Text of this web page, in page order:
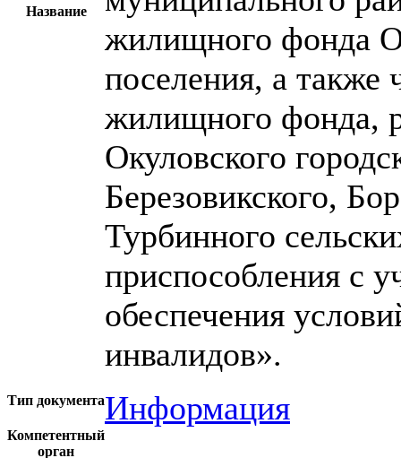
Название
жилищного фонда
поселения, а также
жилищного фонда,
Окуловского
Березовикского,
Турбинного
приспособления с
обеспечения
инвалидов».
Тип документаИнформация
Компетентный
орган